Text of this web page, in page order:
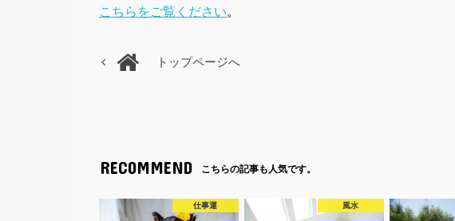
こちらをご覧ください
トップページへ
RECOMMEND こちらの記事も人気です。
仕事運 風水